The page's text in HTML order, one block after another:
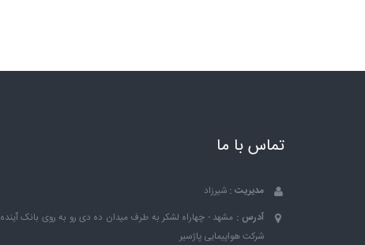
تماس با ما
مدیریت : شیرزاد
آدرس : مشهد - چهاراه لشکر به طرف میدان ده دی رو به روی بانک ٱینده
شرکت هواپیمایی پاژسیر